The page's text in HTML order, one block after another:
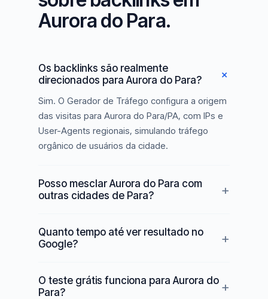
Aurora do Para.
Os backlinks são realmente
direcionados para Aurora do Para?
Sim. O Gerador de Tráfego configura a origem
das visitas para Aurora do Para/PA, com IPs e
User-Agents regionais, simulando tráfego
orgânico de usuários da cidade.
Posso mesclar Aurora do Para com
outras cidades de Para?
Quanto tempo até ver resultado no
Google?
O teste grátis funciona para Aurora do
Para?